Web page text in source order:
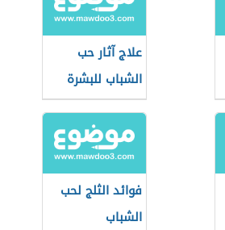
علاج آثار حب
الشباب للبشرة
الدهنية
فوائد الثلج لحب
الشباب